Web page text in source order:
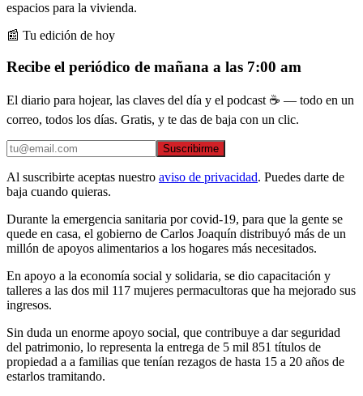
espacios para la vivienda.
📰 Tu edición de hoy
Recibe el periódico de mañana a las 7:00 am
El diario para hojear, las claves del día y el podcast ☕ — todo en un
correo, todos los días. Gratis, y te das de baja con un clic.
Suscribirme
Al suscribirte aceptas nuestro aviso de privacidad. Puedes darte de
baja cuando quieras.
Durante la emergencia sanitaria por covid-19, para que la gente se
quede en casa, el gobierno de Carlos Joaquín distribuyó más de un
millón de apoyos alimentarios a los hogares más necesitados.
En apoyo a la economía social y solidaria, se dio capacitación y
talleres a las dos mil 117 mujeres permacultoras que ha mejorado sus
ingresos.
Sin duda un enorme apoyo social, que contribuye a dar seguridad
del patrimonio, lo representa la entrega de 5 mil 851 títulos de
propiedad a a familias que tenían rezagos de hasta 15 a 20 años de
estarlos tramitando.